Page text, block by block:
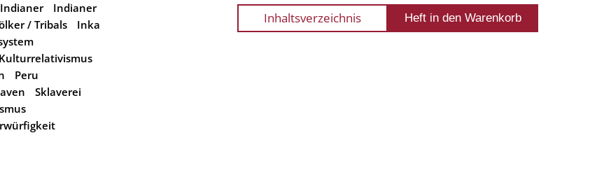
Indianer
Indianer
/ Tribals
Inka
Kulturrelativismus
Peru
Sklaverei
Inhaltsverzeichnis